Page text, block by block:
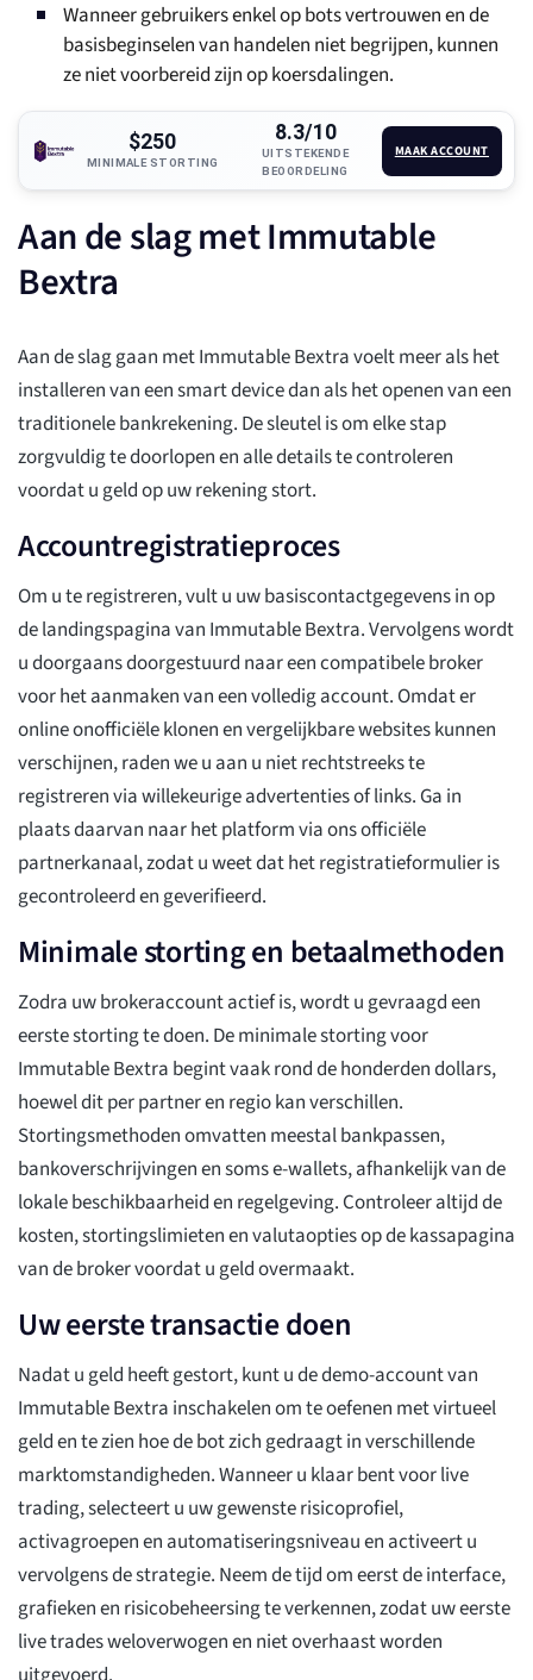
Wanneer gebruikers enkel op bots vertrouwen en de
basisbeginselen van handelen niet begrijpen, kunnen
ze niet voorbereid zijn op koersdalingen.
$250
MINIMALE STORTING
8.3/10
UITSTEKENDE
BEOORDELING
MAAK ACCOUNT
Aan de slag met Immutable
Bextra
Aan de slag gaan met Immutable Bextra voelt meer als het
installeren van een smart device dan als het openen van een
traditionele bankrekening. De sleutel is om elke stap
zorgvuldig te doorlopen en alle details te controleren
voordat u geld op uw rekening stort.
Accountregistratieproces
Om u te registreren, vult u uw basiscontactgegevens in op
de landingspagina van Immutable Bextra. Vervolgens wordt
u doorgaans doorgestuurd naar een compatibele broker
voor het aanmaken van een volledig account. Omdat er
online onofficiële klonen en vergelijkbare websites kunnen
verschijnen, raden we u aan u niet rechtstreeks te
registreren via willekeurige advertenties of links. Ga in
plaats daarvan naar het platform via ons officiële
partnerkanaal, zodat u weet dat het registratieformulier is
gecontroleerd en geverifieerd.
Minimale storting en betaalmethoden
Zodra uw brokeraccount actief is, wordt u gevraagd een
eerste storting te doen. De minimale storting voor
Immutable Bextra begint vaak rond de honderden dollars,
hoewel dit per partner en regio kan verschillen.
Stortingsmethoden omvatten meestal bankpassen,
bankoverschrijvingen en soms e-wallets, afhankelijk van de
lokale beschikbaarheid en regelgeving. Controleer altijd de
kosten, stortingslimieten en valutaopties op de kassapagina
van de broker voordat u geld overmaakt.
Uw eerste transactie doen
Nadat u geld heeft gestort, kunt u de demo-account van
Immutable Bextra inschakelen om te oefenen met virtueel
geld en te zien hoe de bot zich gedraagt in verschillende
marktomstandigheden. Wanneer u klaar bent voor live
trading, selecteert u uw gewenste risicoprofiel,
activagroepen en automatiseringsniveau en activeert u
vervolgens de strategie. Neem de tijd om eerst de interface,
grafieken en risicobeheersing te verkennen, zodat uw eerste
live trades weloverwogen en niet overhaast worden